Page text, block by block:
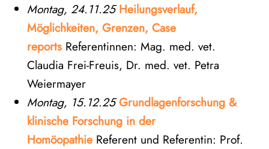
Montag, 24.11.25Heilungsverlauf,
Möglichkeiten, Grenzen, Case
reports Referentinnen: Mag. med. vet.
Claudia Frei-Freuis, Dr. med. vet. Petra
Weiermayer
Montag, 15.12.25Grundlagenforschung &
klinische Forschung in der
Homöopathie Referent und Referentin: Prof.